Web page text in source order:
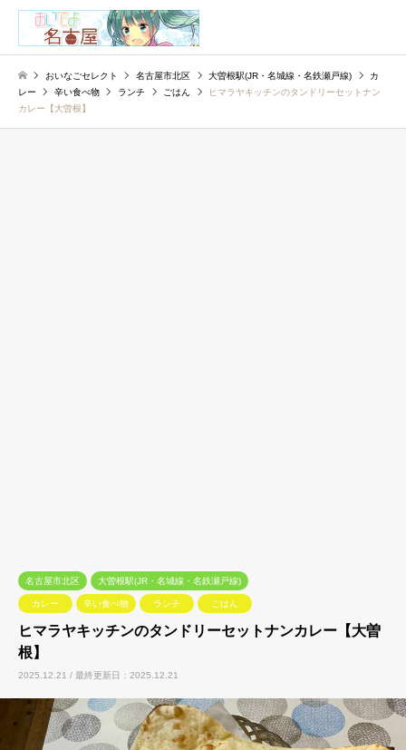
おいなごセレクト 名古屋市北区 大曽根駅(JR・名城線・名鉄瀬戸線)
カ
レー
辛い食べ物 ランチ ごはん
ヒマラヤキッチンのタンドリーセットナン
カレー【大曽根】
名古屋市北区 大曽根駅(JR・名城線・名鉄瀬戸線)
カレー 辛い食べ物 ランチ ごはん
ヒマラヤキッチンのタンドリーセットナンカレー【大曽
根】
2025.12.21 / 最終更新日：2025.12.21